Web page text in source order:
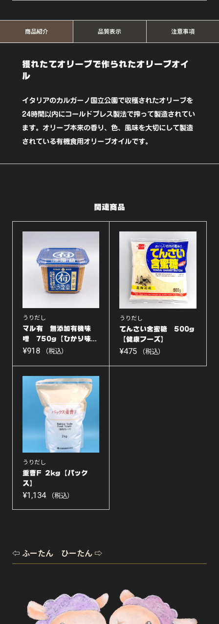
ァ
ジ
ン
オ
リ
ー
レ
メ
ン
テ】
商品紹介 品質表示 注意事項
獲れたてオリーブで作られたオリーブオイ
ル
イタリアのカルガーノ国立公園で収穫されたオリーブを
24時間以内にコールドプレス製法で搾って製造されてい
ます。オリーブ本来の香り、色、風味を大切にして製造
されている有機食用オリーブオイルです。
関連商品
うりだし
マル有 無添加有機味
噌 750g【ひかり味...
¥918 （税込）
うりだし
てんさい含蜜糖 500g
【健康フーズ】
¥475 （税込）
うりだし
重曹F 2kg【パック
ス】
¥1,134 （税込）
⇦ ふーたん ひーたん ⇨